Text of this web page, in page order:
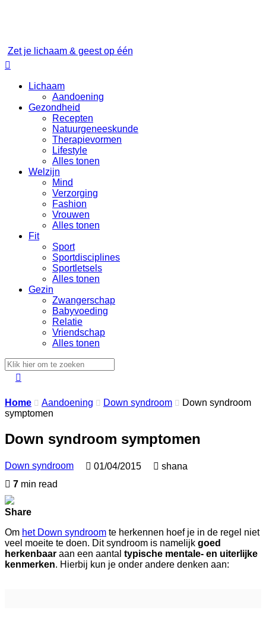
Zet je lichaam & geest op één

Lichaam
Aandoening
Gezondheid
Recepten
Natuurgeneeskunde
Therapievormen
Lifestyle
Alles tonen
Welzijn
Mind
Verzorging
Fashion
Vrouwen
Alles tonen
Fit
Sport
Sportdisciplines
Sportletsels
Alles tonen
Gezin
Zwangerschap
Babyvoeding
Relatie
Vriendschap
Alles tonen

Home  Aandoening  Down syndroom  Down syndroom
symptomen
Down syndroom symptomen
Down syndroom  01/04/2015  shana
 7 min read
Share
Om het Down syndroom te herkennen hoef je in de regel niet
veel moeite te doen. Dit syndroom is namelijk goed
herkenbaar aan een aantal typische mentale- en uiterlijke
kenmerken. Hierbij kun je onder andere denken aan: